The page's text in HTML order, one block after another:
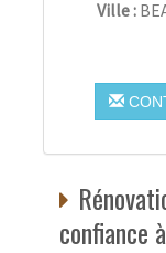
Ville :
confiance